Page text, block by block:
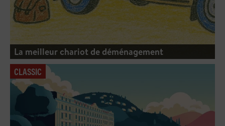
La meilleur chariot de déménagement
CLASSIC